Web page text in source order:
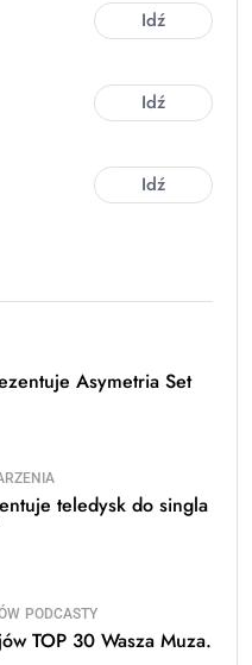
Idź
Idź
Idź
Asymetria Set
teledysk do singla
PODCASTY
TOP 30 Wasza Muza.